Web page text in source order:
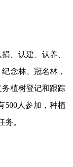
、认建、认养、
念林、冠名林，
植树登记和跟踪
500人参加，种植
务。